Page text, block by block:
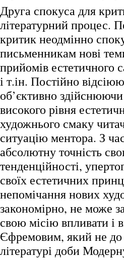
Друга спокуса для
літературний процес.
критик неодмінно
письменникам нові
прийомів естетичного
і т.ін. Постійно
об’єктивно
високого рівня
художнього смаку
ситуацію ментора. З
абсолютну точність
тенденційності,
своїх естетичних
непомічання нових
закономірно, не може
свою місію впливати і
Єфремовим, який не до
літературі доби